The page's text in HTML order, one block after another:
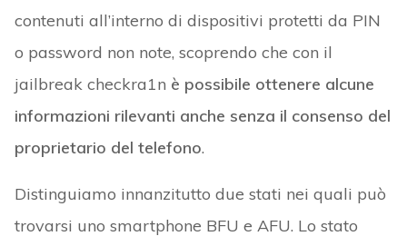
contenuti all’interno di dispositivi protetti da PIN
o password non note, scoprendo che con il
jailbreak checkra1n è possibile ottenere alcune
informazioni rilevanti anche senza il consenso del
proprietario del telefono.
Distinguiamo innanzitutto due stati nei quali può
trovarsi uno smartphone BFU e AFU. Lo stato